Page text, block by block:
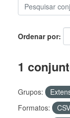
Ordenar por
1
Grupos:
Formatos:
CSV